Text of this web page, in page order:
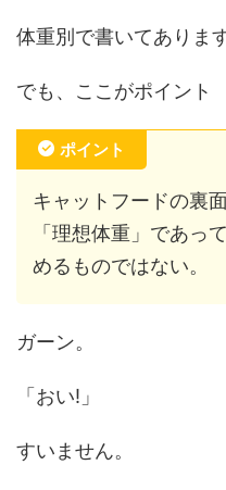
体重別で書いてあります
でも、ここがポイント
ポイント
キャットフードの裏
「理想体重」であっ
めるものではない。
ガーン。
「おい!」
すいません。